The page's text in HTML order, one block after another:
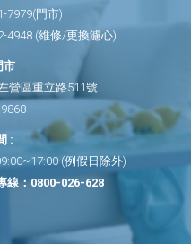
7979(門市)
4948(維修/更換濾心)
市
營區重立路511號
:
(例假日除外)
線： 0800-026-628